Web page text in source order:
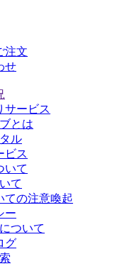
注文
せ
サービス
とは
ル
ビス
いて
て
ての注意喚起
ー
ついて
グ